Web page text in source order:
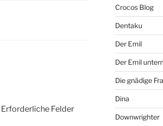
Erforderliche Felder
Crocos Blog
Dentaku
Der Emil
Der Emil
Die gnädige
Dina
Downwrighter